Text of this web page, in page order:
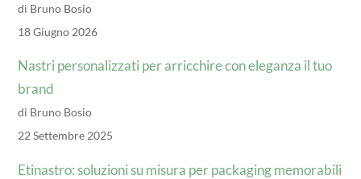
di Bruno Bosio
18 Giugno 2026
Nastri personalizzati per arricchire con eleganza il tuo
brand
di Bruno Bosio
22 Settembre 2025
Etinastro: soluzioni su misura per packaging memorabili